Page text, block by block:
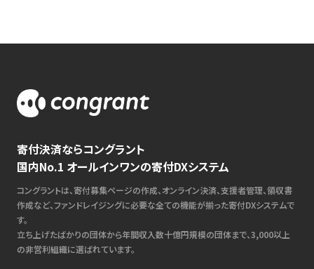
寄付決済ならコングラント
国内No.1 オールインワンの寄付DXシステム
コングラントは、寄付募集ページの作成、オンライン決済、支援者管理、領収書
作成など、ファンドレイジングに必要な全ての機能が揃った寄付DXシステムで
す。
立ち上げたばかりの団体から年間収入数十億円規模の団体まで、3,000以上
の非営利組織に選ばれています。